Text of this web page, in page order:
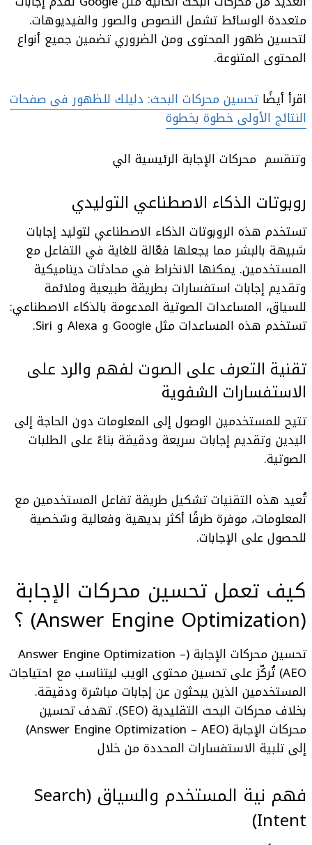
متعددة الوسائط تشمل النصوص والصور والفيديوهات.
لتحسين ظهور المحتوى ومن الضروري تضمين جميع أنواع
المحتوى المتنوعة.
اقرأ أيضًا تحسين محركات البحث: دليلك للظهور فى صفحات
النتائج الأولى خطوة بخطوة
وتنقسم محركات الإجابة الرئيسية الي
روبوتات الذكاء الاصطناعي التوليدي
تستخدم هذه الروبوتات الذكاء الاصطناعي لتوليد إجابات
شبيهة بالبشر مما يجعلها فعّالة للغاية في التفاعل مع
المستخدمين. يمكنها الانخراط في محادثات ديناميكية
وتقديم إجابات استفسارات بطريقة طبيعية وملائمة
للسياق، المساعدات الصوتية المدعومة بالذكاء الاصطناعي:
تستخدم هذه المساعدات مثل Google و Alexa و Siri.
تقنية التعرف على الصوت لفهم والرد على
الاستفسارات الشفوية
تتيح للمستخدمين الوصول إلى المعلومات دون الحاجة إلى
اليدين وتقديم إجابات سريعة ودقيقة بناءً على الطلبات
الصوتية.
تُعيد هذه التقنيات تشكيل طريقة تفاعل المستخدمين مع
المعلومات، موفرة طرقًا أكثر بديهية وفعالية وشخصية
للحصول على الإجابات.
كيف تعمل تحسين محركات الإجابة
(Answer Engine Optimization) ؟
تحسين محركات الإجابة (Answer Engine Optimization –
AEO) تُركّز على تحسين محتوى الويب ليتناسب مع احتياجات
المستخدمين الذين يبحثون عن إجابات مباشرة ودقيقة.
بخلاف محركات البحث التقليدية (SEO). تهدف
تحسين
محركات الإجابة (Answer Engine Optimization – AEO)
إلى تلبية الاستفسارات المحددة من خلال
فهم نية المستخدم والسياق (Search
Intent)